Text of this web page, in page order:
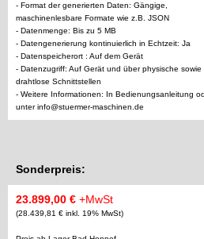
- Format der generierten Daten: Gängige,
maschinenlesbare Formate wie z.B. JSON
- Datenmenge: Bis zu 5 MB
- Datengenerierung kontinuierlich in Echtzeit: Ja
- Datenspeicherort : Auf dem Gerät
- Datenzugriff: Auf Gerät und über physische sowie
drahtlose Schnittstellen
- Weitere Informationen: In Bedienungsanleitung
unter info@stuermer-maschinen.de
Sonderpreis:
23.899,00 € +MwSt
(28.439,81 € inkl. 19% MwSt)